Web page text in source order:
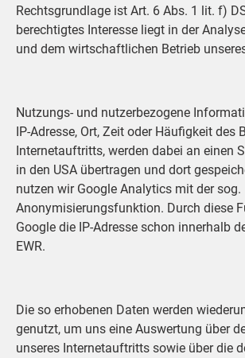
Rechtsgrundlage ist Art. 6 Abs. 1 lit. f)
berechtigtes Interesse liegt in der
und dem wirtschaftlichen Betrieb
Nutzungs- und nutzerbezogene
IP-Adresse, Ort, Zeit oder Häufigkeit des
Internetauftritts, werden dabei an einen
in den USA übertragen und dort
nutzen wir Google Analytics mit der sog.
Anonymisierungsfunktion. Durch diese
Google die IP-Adresse schon innerhalb
EWR.
Die so erhobenen Daten werden
genutzt, um uns eine Auswertung über
unseres Internetauftritts sowie über die